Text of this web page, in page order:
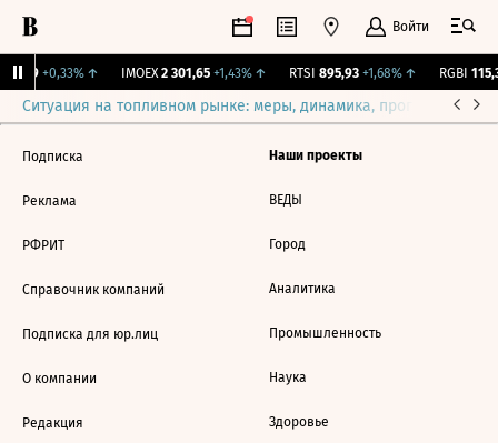
Войти
+0,33%↑ IMOEX 2 301,65 +1,43%↑ RTSI 895,93 +1,68%↑ RGBI
Ситуация на топливном рынке: меры, динамика, прогнозы
Подписка
Реклама
РФРИТ
Справочник компаний
Подписка для юр.лиц
О компании
Редакция
Наши проекты
ВЕДЫ
Город
Аналитика
Промышленность
Наука
Здоровье